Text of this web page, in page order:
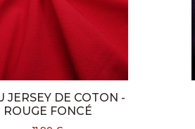
JERSEY DE COTON -
ROUGE FONCÉ